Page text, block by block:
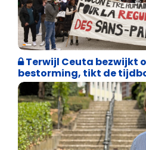
Asiel en Migratie
Terwijl Ceuta bezwijkt
bestorming, tikt de